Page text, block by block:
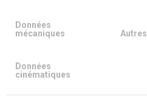
Données
mécaniques
Autres
Données
cinématiques